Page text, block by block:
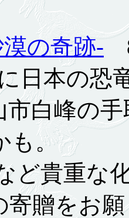
の奇跡-
本の恐
白峰の手
も。
貴重な
寄贈をお願